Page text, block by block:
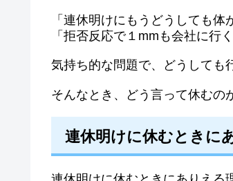
「連休明けにもうどうしても体
「拒否反応で１mmも会社に行
気持ち的な問題で、どうしても
そんなとき、どう言って休むの
連休明けに休むときに